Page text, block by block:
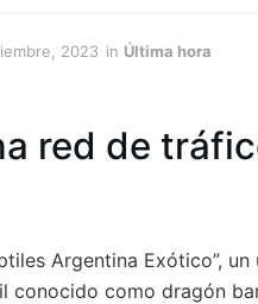
2023 in Última hora
red de
Argentina Exótico”,
conocido como dragón